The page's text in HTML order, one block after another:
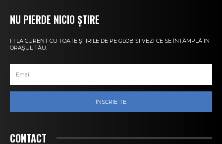
NU PIERDE NICIO ȘTIRE
FI LA CURENT CU TOATE ȘTIRILE DE PE GLOB ȘI VEZI CE SE ÎNTÂMPLĂ ÎN
ORAȘUL TĂU.
ÎNSCRIE-TE
CONTACT